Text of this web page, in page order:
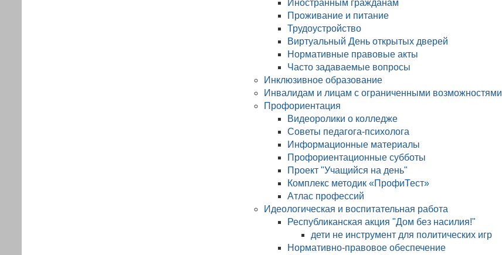
Иностранным гражданам
Проживание и питание
Трудоустройство
Виртуальный День открытых дверей
Нормативные правовые акты
Часто задаваемые вопросы
Инклюзивное образование
Инвалидам и лицам с ограниченными возможностями
Профориентация
Видеоролики о колледже
Советы педагога-психолога
Информационные материалы
Профориентационные субботы
Проект "Учащийся на день"
Комплекс методик «ПрофиТест»
Атлас профессий
Идеологическая и воспитательная работа
Республиканская акция "Дом без насилия!"
дети не инструмент для политических игр
Нормативно-правовое обеспечение